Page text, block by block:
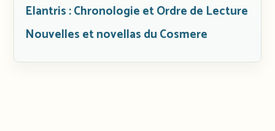
Elantris : Chronologie et Ordre de Lecture
Nouvelles et novellas du Cosmere